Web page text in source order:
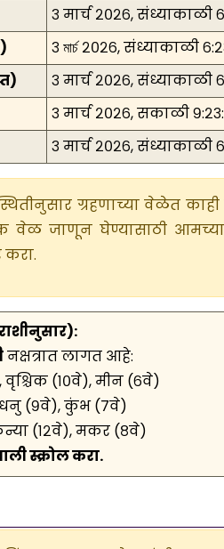
३ मार्च २०२६, संध्याकाळी
३ মার্চ २०२६, संध्याकाळी
३ मार्च २०२६, संध्याकाळी
३ मार्च २०२६, सकाळी
३ मार्च २०२६, संध्याकाळी
ग्रहणाच्या वेळेत
वेळ जाणून घेण्यासाठी आमच्या
करा.
नक्षत्रात लागत आहे:
(१०वे), मीन (६वे)
(९वे), कुंभ (७वे)
(१२वे), मकर (८वे)
स्क्रोल करा.